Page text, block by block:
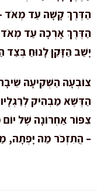
הַדֶּרֶךְ קָשָׁה עַד מְאֹד
הַדֶּרֶךְ אָרְכָה עַד
יָשַׁב הַזָּקֵן לָנוּחַ בְּצַד
צוֹבְעָה הַשְּׁקִיעָה
הַדֶּשֶׁא מַבְהִיק
צִפּוֹר אַחְרוֹנָה שֶׁל
– הֲתִזְכֹּר מַה יָּפְתָה,
(הדרך /